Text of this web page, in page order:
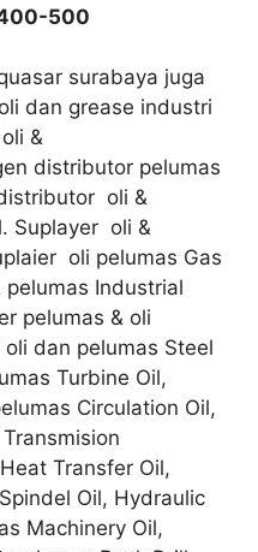
500
surabaya juga
dan grease industri
&
distributor pelumas
oli &
Suplayer oli &
oli pelumas Gas
Industrial
pelumas & oli
dan pelumas Steel
Turbine Oil,
Circulation Oil,
Transfer Oil,
Oil, Hydraulic
Machinery Oil,